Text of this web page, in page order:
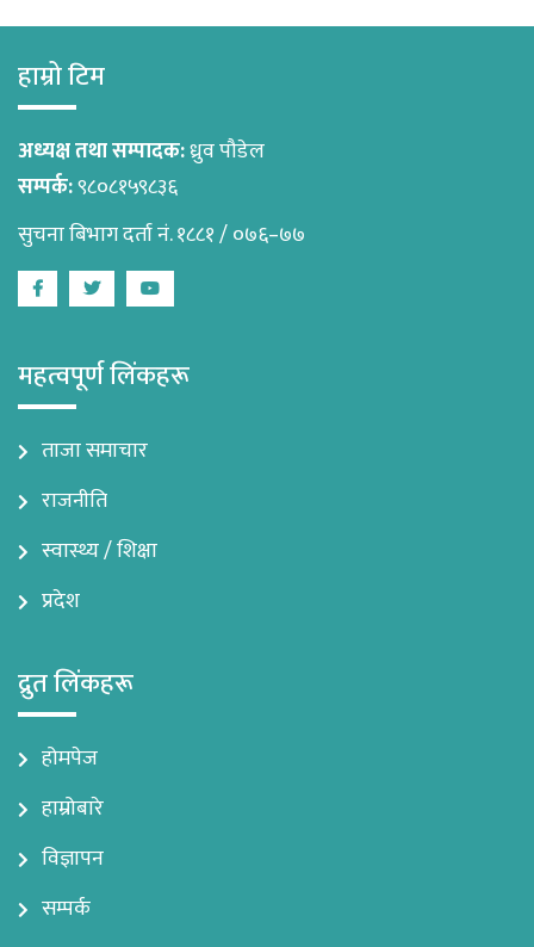
हाम्रो टिम
अध्यक्ष तथा सम्पादक:ध्रुव पौडेल
सम्पर्क:९८०८१५९८३६
सुचना बिभाग दर्ता नं. १८८१ / ०७६–७७
FacebookTwitterYoutube
महत्वपूर्ण लिंकहरू
ताजा समाचार
राजनीति
स्वास्थ्य / शिक्षा
प्रदेश
द्रुत लिंकहरू
होमपेज
हाम्रोबारे
विज्ञापन
सम्पर्क